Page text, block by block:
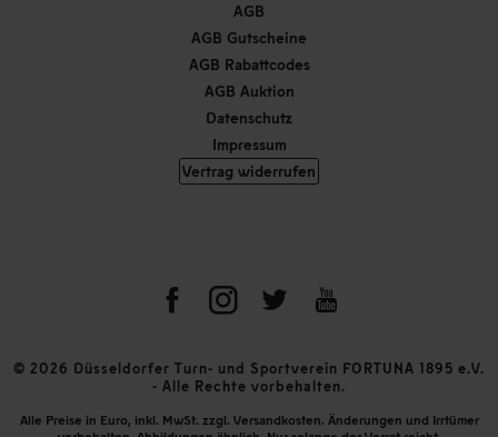
AGB
AGB Gutscheine
AGB Rabattcodes
AGB Auktion
Datenschutz
Impressum
Vertrag widerrufen
© 2026 Düsseldorfer Turn- und Sportverein FORTUNA 1895 e.V.
- Alle Rechte vorbehalten.
Alle Preise in Euro, inkl. MwSt. zzgl. Versandkosten. Änderungen und Irrtümer